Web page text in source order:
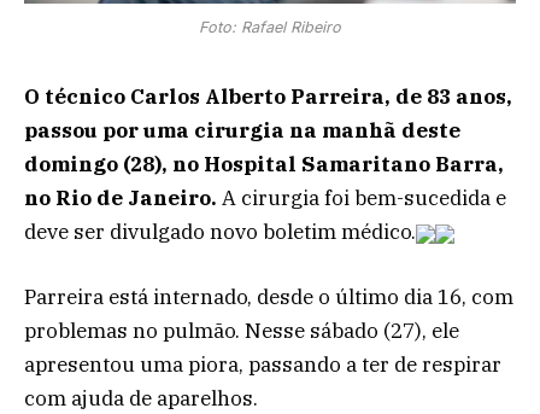
Foto: Rafael Ribeiro
O técnico Carlos Alberto Parreira, de 83 anos,
passou por uma cirurgia na manhã deste
domingo (28), no Hospital Samaritano Barra,
no Rio de Janeiro. A cirurgia foi bem-sucedida e
deve ser divulgado novo boletim médico.
Parreira está internado, desde o último dia 16, com
problemas no pulmão. Nesse sábado (27), ele
apresentou uma piora, passando a ter de respirar
com ajuda de aparelhos.